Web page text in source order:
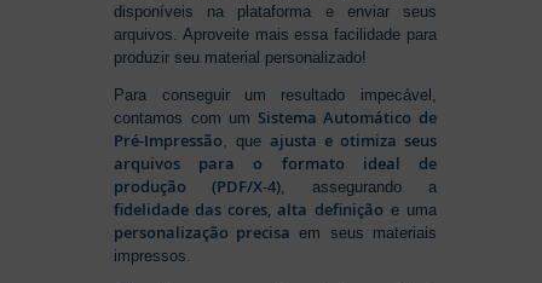
disponíveis na plataforma e enviar seus
arquivos. Aproveite mais essa facilidade para
produzir seu material personalizado!
Para conseguir um resultado impecável,
contamos com um Sistema Automático de
Pré-Impressão, queajusta e otimiza seus
arquivos para o formato ideal de
produção (PDF/X-4), assegurando a
fidelidade das cores, alta definição e uma
personalização precisa em seus materiais
impressos.